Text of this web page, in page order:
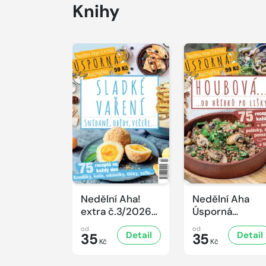
Knihy
Nedělní Aha!
extra č.3/2026
Úsporná
kuchařka -
Sladké vaření
od
35 Kč
Detail
Nedělní Aha
Úsporná
kuchařka -
Houbová... od
hříbků po lišky
od
35 Kč
Detail